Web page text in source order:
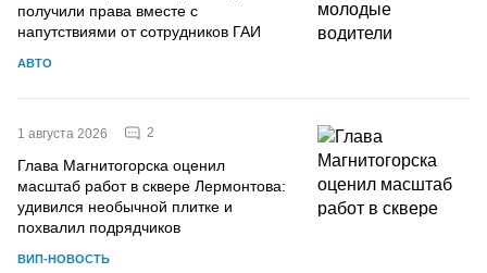
получили права вместе с
напутствиями от сотрудников ГАИ
АВТО
1 августа 2026 2
Глава Магнитогорска оценил
масштаб работ в сквере Лермонтова:
удивился необычной плитке и
похвалил подрядчиков
ВИП-НОВОСТЬ